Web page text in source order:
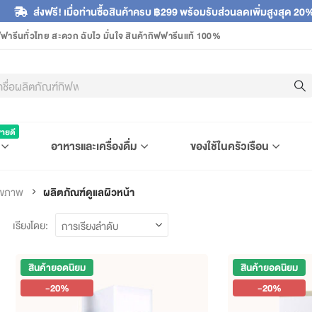
ส่งฟรี! เมื่อท่านซื้อสินค้าครบ ฿299 พร้อมรับส่วนลดเพิ่มสูงสุด
รีนทั่วไทย สะดวก ฉับไว มั่นใจ สินค้ากิฟฟารีนแท้ 100%
ยดี
อาหารและเครื่องดื่ม ของใช้ในครัวเรือน
ภาพ ผลิตภัณฑ์ดูแลผิวหน้า
เรียงโดย:
สินค้ายอดนิยม
-20%
สินค้ายอดนิยม
-20%